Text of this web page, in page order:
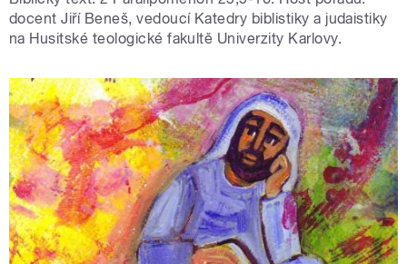
docent Jiří Beneš, vedoucí Katedry biblistiky a judaistiky
na Husitské teologické fakultě Univerzity Karlovy.